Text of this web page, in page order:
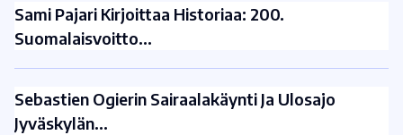
Sami Pajari Kirjoittaa Historiaa: 200.
Suomalaisvoitto…
Sebastien Ogierin Sairaalakäynti Ja Ulosajo
Jyväskylän…